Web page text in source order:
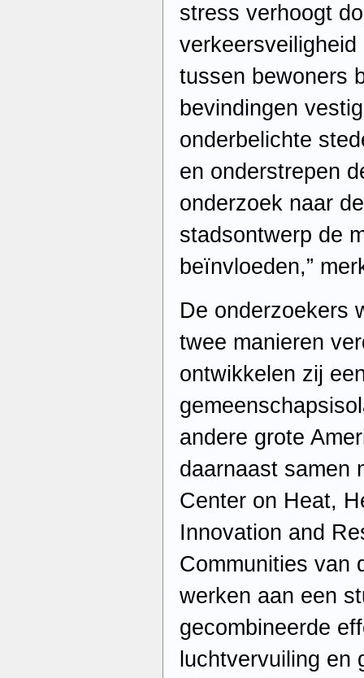
stress verhoogt
tussen bewoners
bevindingen
onderbelichte
en onderstrepen
onderzoek naar
stadsontwerp de
beïnvloeden,”
De onderzoekers
twee manieren
ontwikkelen zij
andere grote
daarnaast samen
Center on Heat,
Innovation and
Communities van
werken aan een
gecombineerde
luchtvervuiling en